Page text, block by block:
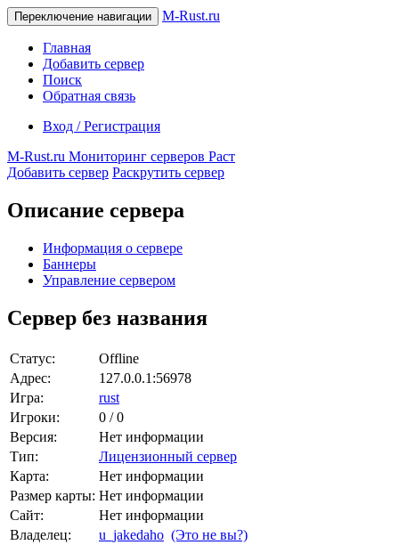
Переключение навигации M-Rust.ru
Главная
Добавить сервер
Поиск
Обратная связь
Вход / Регистрация
M-Rust.ru Мониторинг серверов Раст
Добавить сервер Раскрутить сервер
Описание сервера
Информация о сервере
Баннеры
Управление сервером
Сервер без названия
Статус:
Offline
Адрес:
127.0.0.1:56978
Игра:
rust
Игроки:
0 / 0
Версия:
Нет информации
Тип:
Лицензионный сервер
Карта:
Нет информации
Размер карты: Нет информации
Сайт:
Нет информации
Владелец:
u_jakedaho (Это не вы?)